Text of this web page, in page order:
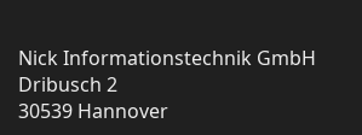
Nick Informationstechnik GmbH
Dribusch 2
30539 Hannover